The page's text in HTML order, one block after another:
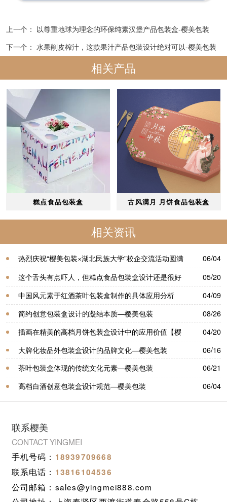
上一个： 以尊重地球为理念的环保纯素汉堡产品包装盒-樱美包装
下一个： 水果削皮榨汁，这款果汁产品包装设计绝对可以-樱美包装
相关产品
糕点食品包装盒 古风满月 月饼食品包装盒
相关资讯
热烈庆祝“樱美包装×湖北民族大学”校企交流活动圆满
完成
06/04
这个舌头有点吓人，但糕点食品包装盒设计还是很好
看-樱美包装
05/20
中国风元素于红酒茶叶包装盒制作的具体应用分析
【樱美包装】
04/09
简约创意包装盒设计的凝结本质—樱美包装
08/26
插画在精美的高档月饼包装盒设计中的应用价值【樱
美包装】
04/20
大牌化妆品外包装盒设计的品牌文化—樱美包装
06/16
茶叶包装盒体现的传统文化元素—樱美包装
06/21
高档白酒创意包装盒设计规范—樱美包装
06/04
联系樱美
CONTACT YINGMEI
手机号码： 18939709668
联系电话： 13816104536
公司邮箱：sales@yingmei888.com